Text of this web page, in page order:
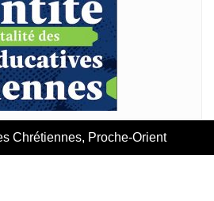
Chrétiennes, Proche-Orient